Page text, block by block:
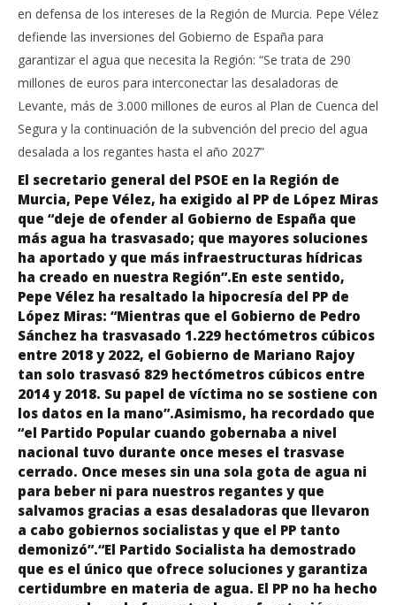
en defensa de los intereses de la Región de Murcia. Pepe Vélez
defiende las inversiones del Gobierno de España para
garantizar el agua que necesita la Región: “Se trata de 290
millones de euros para interconectar las desaladoras de
Levante, más de 3.000 millones de euros al Plan de Cuenca del
Segura y la continuación de la subvención del precio del agua
desalada a los regantes hasta el año 2027”
El secretario general del PSOE en la Región de
Murcia, Pepe Vélez, ha exigido al PP de López Miras
que “deje de ofender al Gobierno de España que
más agua ha trasvasado; que mayores soluciones
ha aportado y que más infraestructuras hídricas
ha creado en nuestra Región”.En este sentido,
Pepe Vélez ha resaltado la hipocresía del PP de
López Miras: “Mientras que el Gobierno de Pedro
Sánchez ha trasvasado 1.229 hectómetros cúbicos
entre 2018 y 2022, el Gobierno de Mariano Rajoy
tan solo trasvasó 829 hectómetros cúbicos entre
2014 y 2018. Su papel de víctima no se sostiene con
los datos en la mano”.Asimismo, ha recordado que
“el Partido Popular cuando gobernaba a nivel
nacional tuvo durante once meses el trasvase
cerrado. Once meses sin una sola gota de agua ni
para beber ni para nuestros regantes y que
salvamos gracias a esas desaladoras que llevaron
a cabo gobiernos socialistas y que el PP tanto
demonizó”.“El Partido Socialista ha demostrado
que es el único que ofrece soluciones y garantiza
certidumbre en materia de agua. El PP no ha hecho